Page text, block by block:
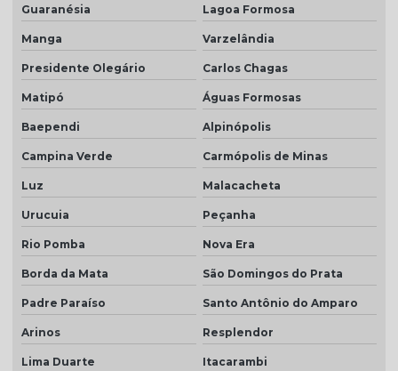
Guaranésia Lagoa Formosa
Manga Varzelândia
Presidente Olegário Carlos Chagas
Matipó Águas Formosas
Baependi Alpinópolis
Campina Verde Carmópolis de Minas
Luz Malacacheta
Urucuia Peçanha
Rio Pomba Nova Era
Borda da Mata São Domingos do Prata
Padre Paraíso Santo Antônio do Amparo
Arinos Resplendor
Lima Duarte Itacarambi